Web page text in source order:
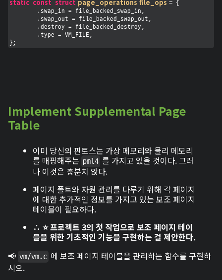
static const struct page_operations file_ops = {
};
Implement Supplemental Page
Table
이미 당신의 핀토스는 가상 메모리와 물리 메모리
를 매핑해주는 pml4 를 가지고 있을 것이다. 그러
나 이것은 충분치 않다.
페이지 폴트와 자원 관리를 다루기 위해 각 페이지
에 대한 추가적인 정보를 가지고 있는 보조 페이지
테이블이 필요하다.
∴ ⭐ 프로젝트 3의 첫 작업으로 보조 페이지 테이
블을 위한 기초적인 기능을 구현하는 걸 제안한다.
📢 vm/vm.c 에 보조 페이지 테이블을 관리하는 함수를 구현하
시오.